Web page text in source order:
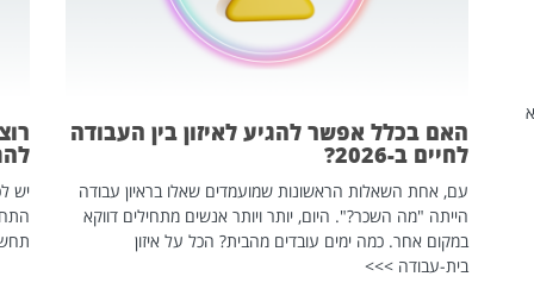
האם בכלל אפשר להגיע לאיזון בין העבודה
לחיים ב-2026?
עם, אחת השאלות הראשונות שמועמדים שאלו בראיון עבודה
הייתה "מה השכר?". היום, יותר ויותר אנשים מתחילים דווקא
במקום אחר. כמה ימים עובדים מהבית? הכל על איזון
בית-עבודה >>>
יש